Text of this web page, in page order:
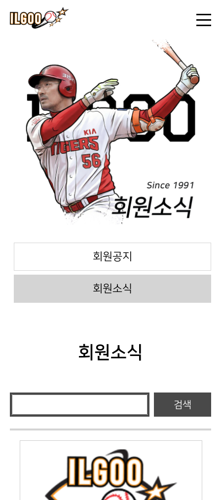
회원공지
회원소식
회원소식
검색